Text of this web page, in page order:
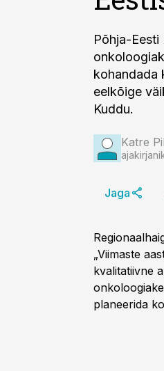
Põhja-Eesti
kohandada
eelkõige
Kuddu.
Katre
Jaga
„Viimaste
kvalitatiivne
planeerida